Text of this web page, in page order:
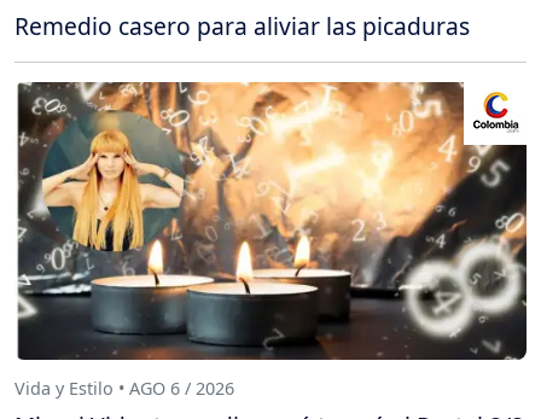
Remedio casero para aliviar las picaduras
Vida y Estilo • AGO 6 / 2026